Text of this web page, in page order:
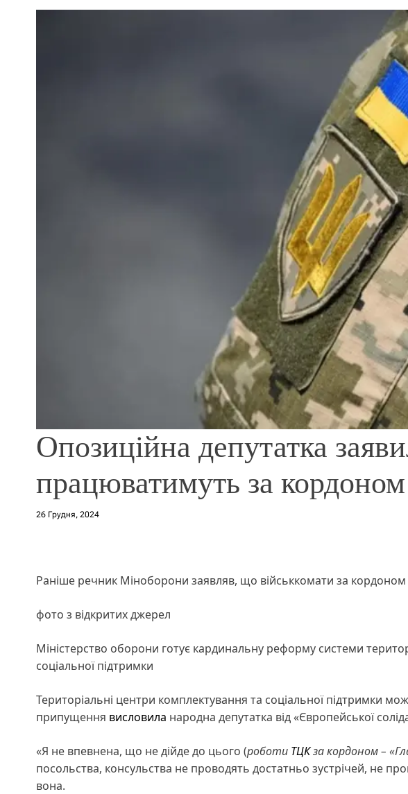
Опозиційна депутатка
працюватимуть за кордоном
26 Грудня, 2024
Раніше речник Міноборони заявляв, що військкомати за
фото з відкритих джерел
Міністерство оборони готує кардинальну реформу системи
соціальної підтримки
Територіальні центри комплектування та соціальної підтримки
припущення висловила народна депутатка від «Європейської
«Я не впевнена, що не дійде до цього (роботи ТЦКза кордоном –
посольства, консульства не проводять достатньо зустрічей, не
вона.